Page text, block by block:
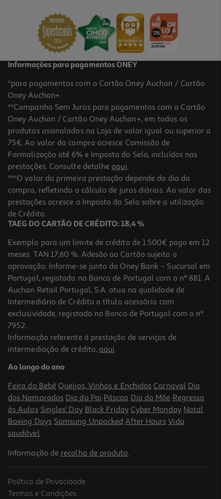
Informações para pagamentos ONEY
*para pagamentos com o Cartão Oney Auchan / Cartão
Oney Auchan+.
**Campanha Sem Juros para pagamentos com o Cartão
Oney Auchan / Cartão Oney Auchan+, em todos os
produtos assinalados na Loja de valor igual ou superior a
75€. Ao valor da compra acresce Comissão de
Formalização até 6% e Imposto do Selo, incluídos nas
prestações. Consulte detalhe aqui.
***O valor da primeira prestação depende do dia da
compra, refletindo o cálculo de juros diários. Ao valor das
prestações acresce o Imposto do Selo sobre a utilização
de Crédito.
TAEG DO CARTÃO DE CRÉDITO: 18,4 %
Exemplo para um limite de crédito de 1.500€ pago em 12
meses. TAN 17,60 %. Adesão ao Cartão sujeita a
aprovação. Informe-se junto do Oney Bank – Sucursal em
Portugal, registado no Banco de Portugal com o nº 881. A
Auchan Retail Portugal, S.A. atua na qualidade de
Intermediário de Crédito a título acessório com
exclusividade, registado no Banco de Portugal com o nº
7952.
Informação referente à prestação de serviços de
intermediação de crédito, aqui.
Ao longo do ano
Feira do Bebé Queijos, Vinhos e Enchidos Carnaval Dia
dos Namorados Dia do Pai Páscoa Dia da Mãe Regresso
às Aulas Singles' Day Black Friday Cyber Monday Natal
Boxing Days Samsung Unpacked After Hours Vida
saudável
Informação de recolha de produto.
Política de Privacidade
Termos e Condições